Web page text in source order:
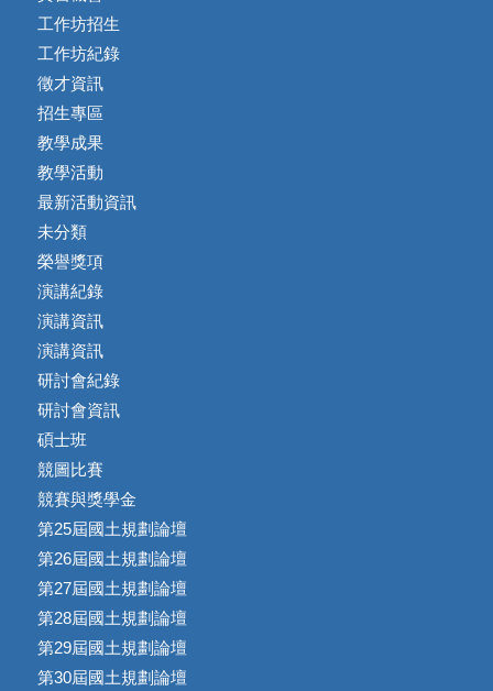
工作坊招生
工作坊紀錄
徵才資訊
招生專區
教學成果
教學活動
最新活動資訊
未分類
榮譽獎項
演講紀錄
演講資訊
演講資訊
研討會紀錄
研討會資訊
碩士班
競圖比賽
競賽與獎學金
第25屆國土規劃論壇
第26屆國土規劃論壇
第27屆國土規劃論壇
第28屆國土規劃論壇
第29屆國土規劃論壇
第30屆國土規劃論壇